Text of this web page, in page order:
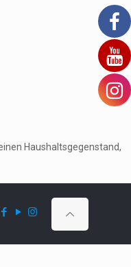
Haushaltsgegenstand,